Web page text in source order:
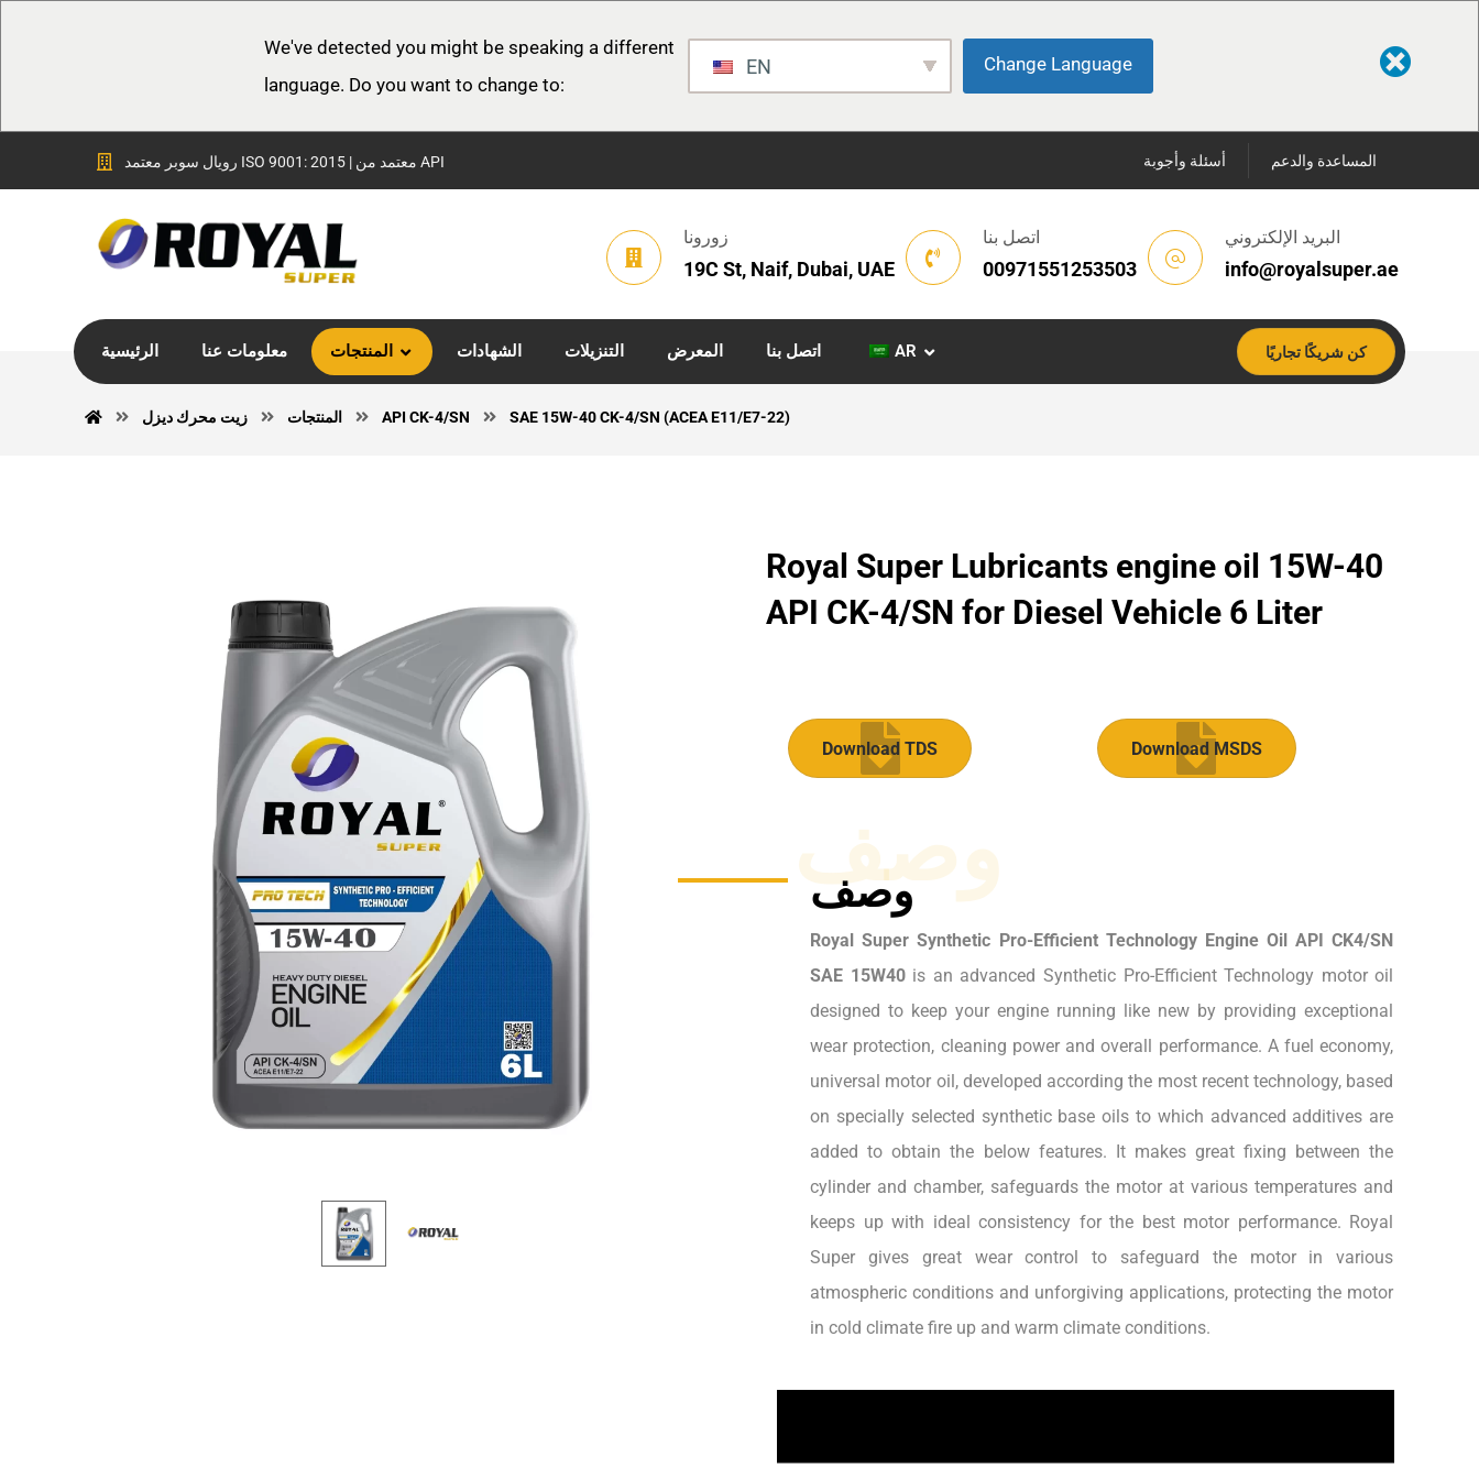
We've detected you might be speaking a different
language. Do you want to change to:
EN Change Language
رويال سوبر معتمد ISO 9001: 2015 | معتمد من API المساعدة والدعم أسئلة وأجوبة
البريد الإلكتروني
info@royalsuper.ae
اتصل بنا
00971551253503
زورونا
19C St, Naif, Dubai, UAE
الرئيسية معلومات عنا المنتجات الشهادات التنزيلات المعرض اتصل بنا AR كن شريكًا تجاريًا
المنتجات زيت محرك ديزل API CK-4/SN SAE 15W-40 CK-4/SN (ACEA E11/E7-22)
Royal Super Lubricants engine oil 15W-40
API CK-4/SN for Diesel Vehicle 6 Liter
Download TDS Download MSDS
وصف
وصف
Royal Super Synthetic Pro-Efficient Technology Engine Oil API CK4/SN
SAE 15W40is an advanced Synthetic Pro-Efficient Technology motor oil
designed to keep your engine running like new by providing exceptional
wear protection, cleaning power and overall performance. A fuel economy,
universal motor oil, developed according the most recent technology, based
on specially selected synthetic base oils to which advanced additives are
added to obtain the below features. It makes great fixing between the
cylinder and chamber, safeguards the motor at various temperatures and
keeps up with ideal consistency for the best motor performance. Royal
Super gives great wear control to safeguard the motor in various
atmospheric conditions and unforgiving applications, protecting the motor
in cold climate fire up and warm climate conditions.